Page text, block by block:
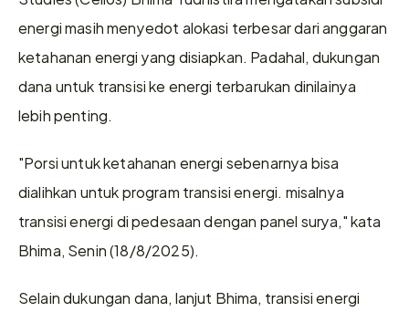
energi masih menyedot alokasi terbesar dari anggaran
ketahanan energi yang disiapkan. Padahal, dukungan
dana untuk transisi ke energi terbarukan dinilainya
lebih penting.
"Porsi untuk ketahanan energi sebenarnya bisa
dialihkan untuk program transisi energi. misalnya
transisi energi di pedesaan dengan panel surya," kata
Bhima, Senin (18/8/2025).
Selain dukungan dana, lanjut Bhima, transisi energi